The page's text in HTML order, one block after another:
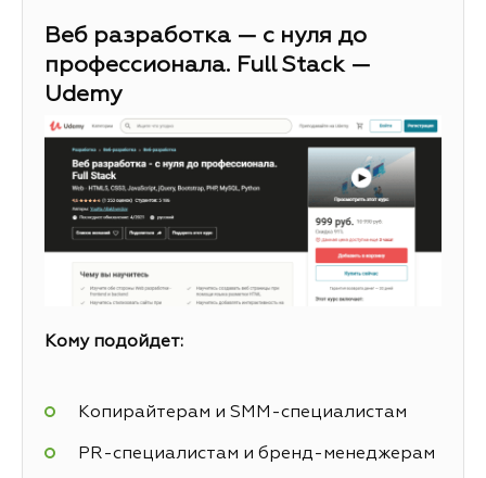
Веб разработка — с нуля до
профессионала. Full Stack —
Udemy
Кому подойдет:
Копирайтерам и SMM-специалистам
PR-специалистам и бренд-менеджерам